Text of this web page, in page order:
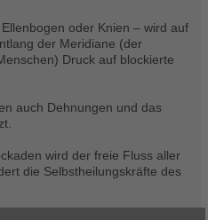
oder Knien – wird auf
der Meridiane (der
Druck auf blockierte
auch Dehnungen und das
wird der freie Fluss aller
die Selbstheilungskräfte des